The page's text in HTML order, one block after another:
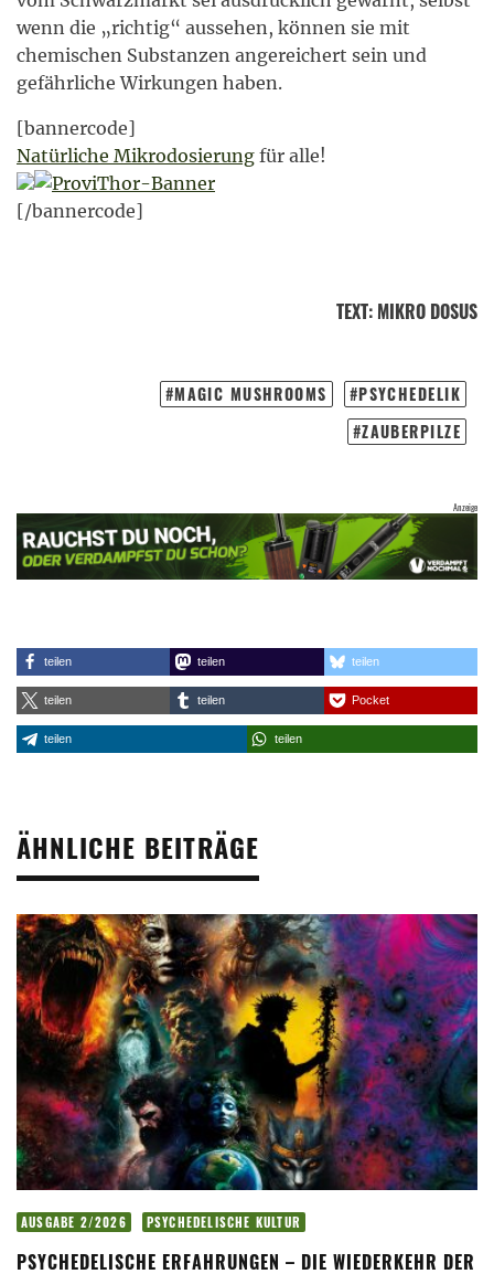
wenn die „richtig“ aussehen, können sie mit
chemischen Substanzen angereichert sein und
gefährliche Wirkungen haben.
[bannercode]
Natürliche Mikrodosierung für alle!
[/bannercode]
TEXT: MIKRO DOSUS
MAGIC MUSHROOMS
PSYCHEDELIK
ZAUBERPILZE
teilen teilen teilen
teilen teilen Pocket
teilen teilen
ÄHNLICHE BEITRÄGE
AUSGABE 2/2026 PSYCHEDELISCHE KULTUR
PSYCHEDELISCHE ERFAHRUNGEN – DIE WIEDERKEHR DER